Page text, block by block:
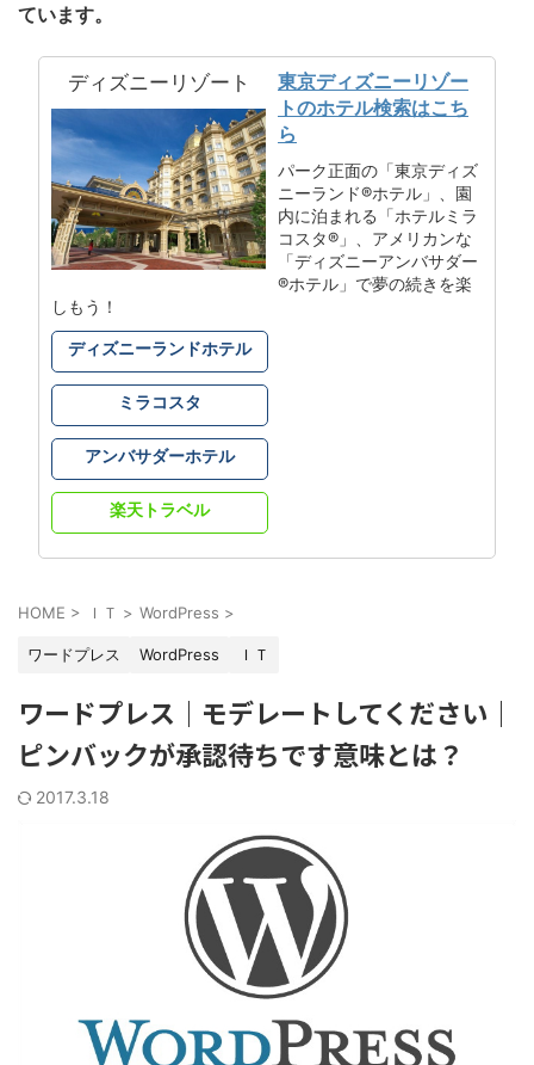
ています。
ディズニーリゾート
東京ディズニーリゾー
トのホテル検索はこち
ら
パーク正面の「東京ディズ
ニーランド®ホテル」、園
内に泊まれる「ホテルミラ
コスタ®」、アメリカンな
「ディズニーアンバサダー
®ホテル」で夢の続きを楽
しもう！
ディズニーランドホテル
ミラコスタ
アンバサダーホテル
楽天トラベル
HOME > ＩＴ > WordPress >
ワードプレス WordPress ＩＴ
ワードプレス｜モデレートしてください｜
ピンバックが承認待ちです意味とは？
2017.3.18